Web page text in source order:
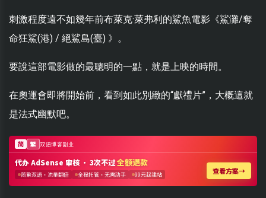
刺激程度遠不如幾年前布萊克·萊弗利的鯊魚電影《鯊灘/奪
命狂鯊(港) / 絕鯊島(臺) 》。
要說這部電影做的最聰明的一點，就是上映的時間。
在奧運會即將開始前，看到如此別緻的“獻禮片”，大概這就
是法式幽默吧。